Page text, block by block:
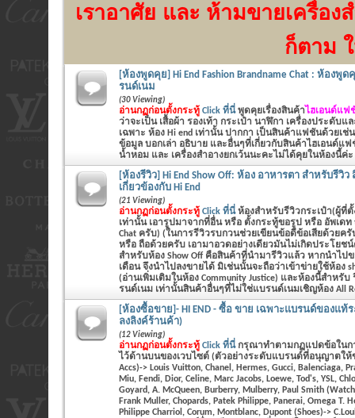
เราอาศัย และ ห้ามขายเครื่อง
ก็ตาม
[ห้องพูดคุย] Hi End Fashion Brandname Chat : ห้องพู
รนด์เนม
(30 Viewing)
อ่านกฏก่อนตั้งกระทู้ Click ที่นี่ พูดคุยเรื่องสินค้าไฮเอนด์แฟ
ว่าจะเป็นเสื้อผ้า รองเท้า กระเป๋า นาฬิกา เครื่องประดับแ
เฉพาะ ห้อง Hi end เท่านั้น ปากกา เป็นสินค้าแฟชันด้วยเช่
ข้อมูล บอกเล่า อธิบาย และอื่นๆที่เกี่ยวกับสินค้าไฮเอนด์แ
น้ำหอม และ เครื่องสำอางยกเว้นนะคะไม่ได้คุยในห้องนี้ค่ะ
[ห้องรีวิว] Hi End Show Off: ห้อง อาหารตา สำหรับรีวิว
เกี่ยวข้องกับ Hi End
(21 Viewing)
อ่านกฏก่อนตั้งกระทู้ Click ที่นี่ ห้องสำหรับรีวิวกระเป๋า(ผู้ที่
เท่านั้น เอารูปมาจากที่อื่น หรือ ตั้งกระทู้ขอรูป หรือ อัพเดท
Chat ครับ) (ในการรีวิวรบกวนช่วยเขียนข้อดีข้อเสียด้วยค
หรือ ถือด้วยครับ เอามาอวดอย่างเดียวมันไม่เกิดประโยช
สำหรับห้อง Show Off คือสินค้าที่นำมารีวิวแล้ว หากนำไป
เดือน จึงนำไปลงขายได้ มิเช่นนั้นจะถือว่าเข้าข่ายใช้ห้อง
(อ่านเพิ่มเติมในห้อง Community Justice) และห้องนี้สำหรั
รนด์เนม เท่านั้นสินค้าอื่นๆที่ไม่ใช่แบรนด์เนมเชิญห้อง All
[ห้องซื้อขาย]- HI END - ซื้อ ขาย เฉพาะแบรนด์ของแท้
ลงลิงค์ร้านค้า)
(12 Viewing)
อ่านกฏก่อนตั้งกระทู้ Click ที่นี่ กรุณาทำตามกฏแปดข้อในก
ไว้ด้านบนของเวบไซต์ (ตัวอย่างระดับแบรนด์ที่อนุญาตให้
Accs)-> Louis Vuitton, Chanel, Hermes, Gucci, Balenciaga,
Miu, Fendi, Dior, Celine, Marc Jacobs, Loewe, Tod's, YSL,
Goyard, A. McQueen, Burberry, Mulberry, Paul Smith
Frank Muller, Chopards, Patek Philippe, Panerai, Omega T.
Philippe Charriol, Corum, Montblanc, Dupont (Shoes)->